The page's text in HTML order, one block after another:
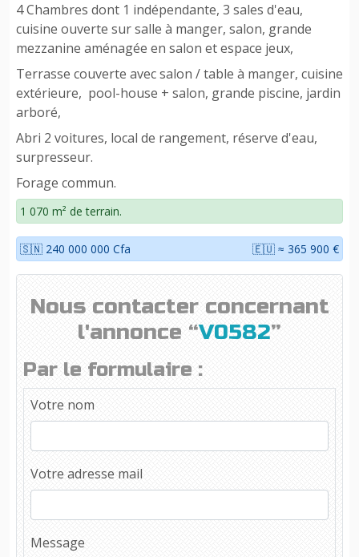
4 Chambres dont 1 indépendante, 3 sales d'eau,
cuisine ouverte sur salle à manger, salon, grande
mezzanine aménagée en salon et espace jeux,
Terrasse couverte avec salon / table à manger, cuisine
extérieure, pool-house + salon, grande piscine, jardin
arboré,
Abri 2 voitures, local de rangement, réserve d'eau,
surpresseur.
Forage commun.
1 070 m² de terrain.
🇸🇳 240 000 000 Cfa 🇪🇺 ≈ 365 900 €
Nous contacter concernant
l'annonce “V0582”
Par le formulaire :
Votre nom
Votre adresse mail
Message